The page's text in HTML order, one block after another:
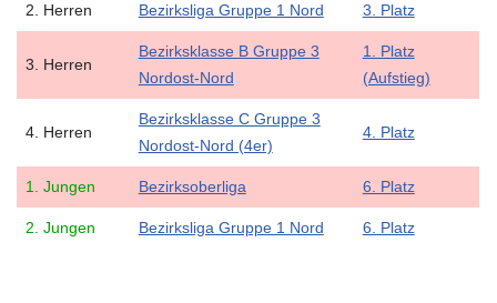
2. Herren Bezirksliga Gruppe 1 Nord 3. Platz
3. Herren
Bezirksklasse B Gruppe 3
Nordost-Nord
1. Platz
(Aufstieg)
4. Herren
Bezirksklasse C Gruppe 3
Nordost-Nord (4er)
4. Platz
1. Jungen Bezirksoberliga 6. Platz
2. Jungen Bezirksliga Gruppe 1 Nord 6. Platz